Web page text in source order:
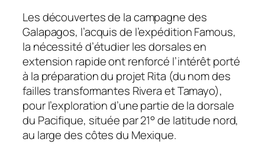
Les découvertes de la campagne des
Galapagos, l’acquis de l’expédition Famous,
la nécessité d’étudier les dorsales en
extension rapide ont renforcé l’intérêt porté
à la préparation du projet Rita (du nom des
failles transformantes Rivera et Tamayo),
pour l’exploration d’une partie de la dorsale
du Pacifique, située par 21° de latitude nord,
au large des côtes du Mexique.